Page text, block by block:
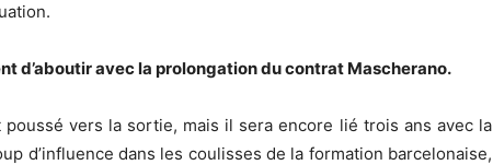
d’aboutir avec la prolongation du contrat Mascherano.
vers la sortie, mais il sera encore lié trois ans avec la
d’influence dans les coulisses de la formation barcelonaise,